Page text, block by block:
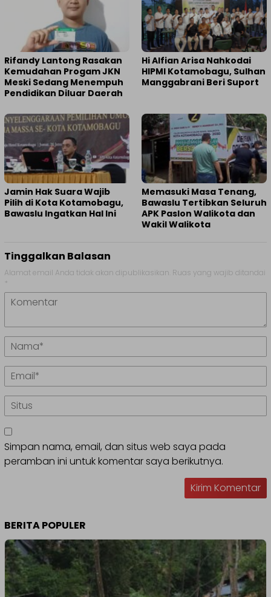
Rifandy Lantong Rasakan
Kemudahan Progam JKN
Meski Sedang Menempuh
Pendidikan Diluar Daerah
Hi Alfian Arisa Nahkodai
HIPMI Kotamobagu, Sulhan
Manggabrani Beri Suport
Jamin Hak Suara Wajib
Pilih di Kota Kotamobagu,
Bawaslu Ingatkan Hal Ini
Memasuki Masa Tenang,
Bawaslu Tertibkan Seluruh
APK Paslon Walikota dan
Wakil Walikota
Tinggalkan Balasan
Alamat email Anda tidak akan dipublikasikan. Ruas yang wajib ditandai
*
Simpan nama, email, dan situs web saya pada
peramban ini untuk komentar saya berikutnya.
BERITA POPULER